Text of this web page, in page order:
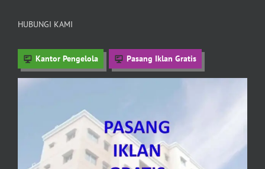
HUBUNGI KAMI
Kantor Pengelola Pasang Iklan Gratis